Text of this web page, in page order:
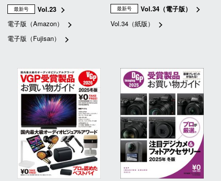
最新号
Vol.23
電子版（Amazon）
電子版（Fujisan）
最新号
Vol.34（電子版）
Vol.34（紙版）